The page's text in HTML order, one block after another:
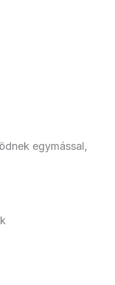
egymással,